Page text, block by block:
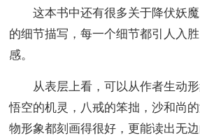
这本书中还有很多关于降伏妖
的细节描写，每一个细节都引人入
感。
从表层上看，可以从作者生动
悟空的机灵，八戒的笨拙，沙和尚
物形象都刻画得很好，更能读出无